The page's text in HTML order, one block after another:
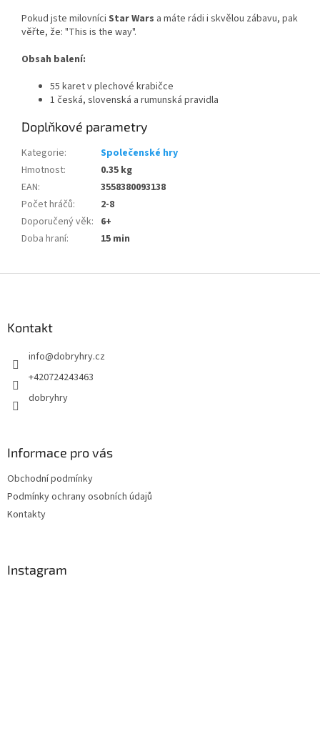
Pokud jste milovníci Star Wars a máte rádi i skvělou zábavu, pak
věřte, že: "This is the way".
Obsah balení:
55 karet v plechové krabičce
1 česká, slovenská a rumunská pravidla
Doplňkové parametry
Kategorie:
Společenské hry
Hmotnost:
0.35 kg
EAN:
3558380093138
Počet hráčů:
2-8
Doporučený věk: 6+
Doba hraní: 15 min
Kontakt
info@dobryhry.cz
+420724243463
dobryhry
Informace pro vás
Obchodní podmínky
Podmínky ochrany osobních údajů
Kontakty
Instagram